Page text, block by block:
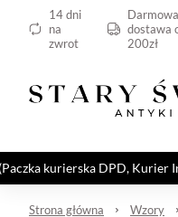
14 dni
na
zwrot
Darmowa
dostawa
200zł
kurierska DPD, Kurier
Strona główna Wzory